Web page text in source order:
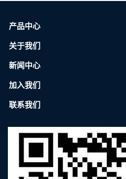
产品中心
关于我们
新闻中心
加入我们
联系我们